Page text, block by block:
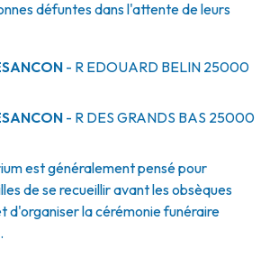
défuntes dans l'attente de leurs
- R EDOUARD BELIN 25000
- R DES GRANDS BAS 25000
est généralement pensé pour
de se recueillir avant les obsèques
d'organiser la cérémonie funéraire